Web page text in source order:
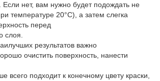
Если нет, вам нужно будет подождать не
температуре 20°C), а затем слегка
перед
слоя.
результатов важно
очистить поверхность, нанести
всего подходит к конечному цвету краски,